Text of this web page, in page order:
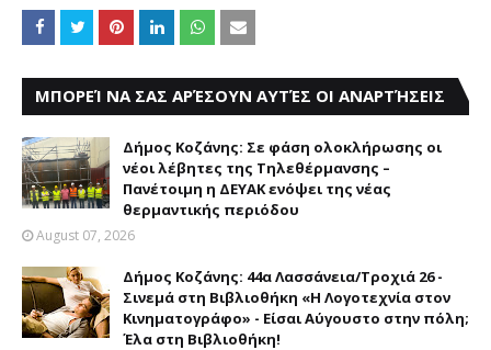
ΜΠΟΡΕΊ ΝΑ ΣΑΣ ΑΡΈΣΟΥΝ ΑΥΤΈΣ ΟΙ ΑΝΑΡΤΉΣΕΙΣ
Δήμος Κοζάνης: Σε φάση ολοκλήρωσης οι
νέοι λέβητες της Τηλεθέρμανσης –
Πανέτοιμη η ΔΕΥΑΚ ενόψει της νέας
θερμαντικής περιόδου
August 07, 2026
Δήμος Κοζάνης: 44α Λασσάνεια/Τροχιά 26 -
Σινεμά στη Βιβλιοθήκη «Η Λογοτεχνία στον
Κινηματογράφο» - Είσαι Αύγουστο στην πόλη;
Έλα στη Βιβλιοθήκη!